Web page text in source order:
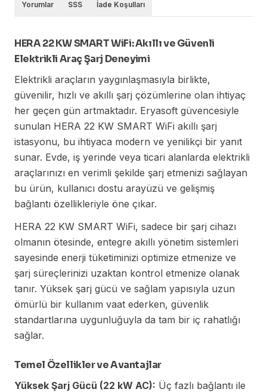
Yorumlar SSS İade Koşulları
HERA 22 KW SMART WiFi: Akıllı ve Güvenli
Elektrikli Araç Şarj Deneyimi
Elektrikli araçların yaygınlaşmasıyla birlikte,
güvenilir, hızlı ve akıllı şarj çözümlerine olan ihtiyaç
her geçen gün artmaktadır. Eryasoft güvencesiyle
sunulan HERA 22 KW SMART WiFi akıllı şarj
istasyonu, bu ihtiyaca modern ve yenilikçi bir yanıt
sunar. Evde, iş yerinde veya ticari alanlarda elektrikli
araçlarınızı en verimli şekilde şarj etmenizi sağlayan
bu ürün, kullanıcı dostu arayüzü ve gelişmiş
bağlantı özellikleriyle öne çıkar.
HERA 22 KW SMART WiFi, sadece bir şarj cihazı
olmanın ötesinde, entegre akıllı yönetim sistemleri
sayesinde enerji tüketiminizi optimize etmenize ve
şarj süreçlerinizi uzaktan kontrol etmenize olanak
tanır. Yüksek şarj gücü ve sağlam yapısıyla uzun
ömürlü bir kullanım vaat ederken, güvenlik
standartlarına uygunluğuyla da tam bir iç rahatlığı
sağlar.
Temel Özellikler ve Avantajlar
Yüksek Şarj Gücü (22 kW AC): Üç fazlı bağlantı ile